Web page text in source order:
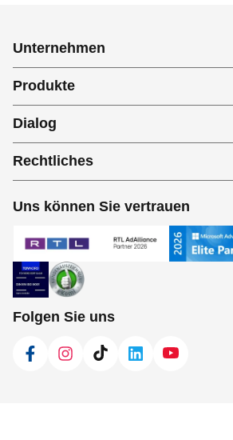
Unternehmen
Produkte
Dialog
Rechtliches
Uns können Sie vertrauen
Folgen Sie uns